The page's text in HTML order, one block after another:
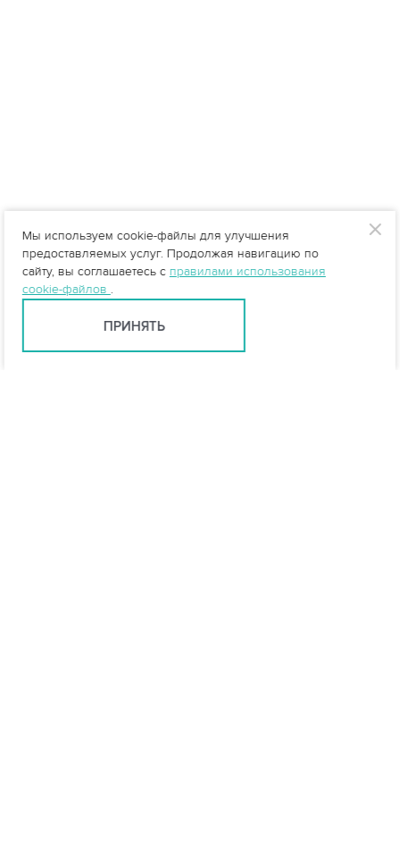
Мы используем cookie-файлы для улучшения
предоставляемых услуг. Продолжая навигацию по
сайту, вы соглашаетесь с правилами использования
cookie-файлов .
ПРИНЯТЬ